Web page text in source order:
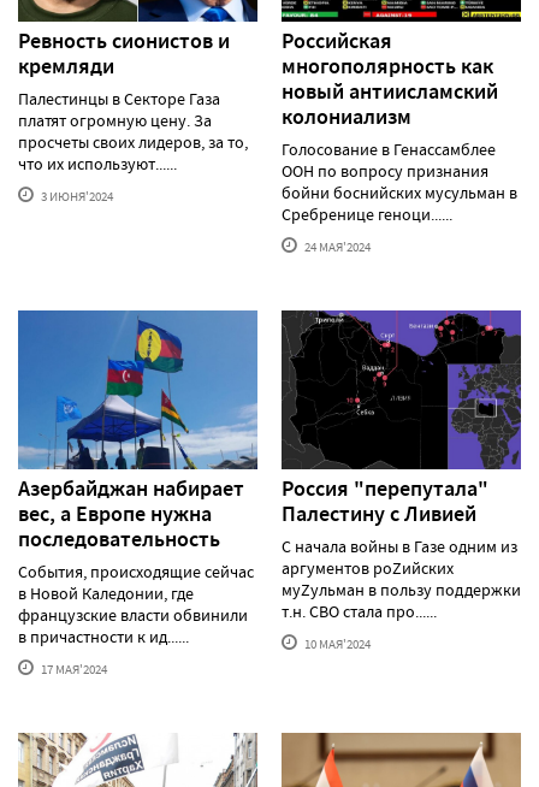
Ревность сионистов и
кремляди
Палестинцы в Секторе Газа
платят огромную цену. За
просчеты своих лидеров, за то,
что их используют......
3 ИЮНЯ'2024
Российская
многополярность как
новый антиисламский
колониализм
Голосование в Генассамблее
ООН по вопросу признания
бойни боснийских мусульман в
Сребренице геноци......
24 МАЯ'2024
Азербайджан набирает
вес, а Европе нужна
последовательность
События, происходящие сейчас
в Новой Каледонии, где
французские власти обвинили
в причастности к ид......
17 МАЯ'2024
Россия "перепутала"
Палестину с Ливией
С начала войны в Газе одним из
аргументов роZийских
муZульман в пользу поддержки
т.н. СВО стала про......
10 МАЯ'2024